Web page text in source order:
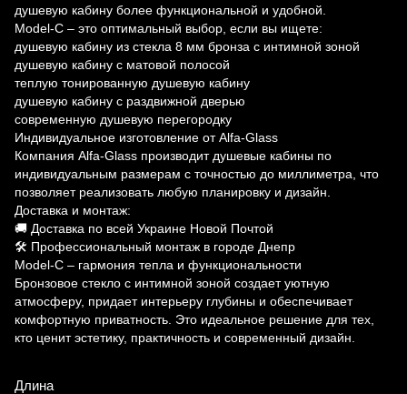
душевую кабину более функциональной и удобной.
Model-C – это оптимальный выбор, если вы ищете:
душевую кабину из стекла 8 мм бронза с интимной зоной
душевую кабину с матовой полосой
теплую тонированную душевую кабину
душевую кабину с раздвижной дверью
современную душевую перегородку
Индивидуальное изготовление от Alfa-Glass
Компания Alfa-Glass производит душевые кабины по
индивидуальным размерам с точностью до миллиметра, что
позволяет реализовать любую планировку и дизайн.
Доставка и монтаж:
🚚 Доставка по всей Украине Новой Почтой
🛠 Профессиональный монтаж в городе Днепр
Model-C – гармония тепла и функциональности
Бронзовое стекло с интимной зоной создает уютную
атмосферу, придает интерьеру глубины и обеспечивает
комфортную приватность. Это идеальное решение для тех,
кто ценит эстетику, практичность и современный дизайн.
Длина